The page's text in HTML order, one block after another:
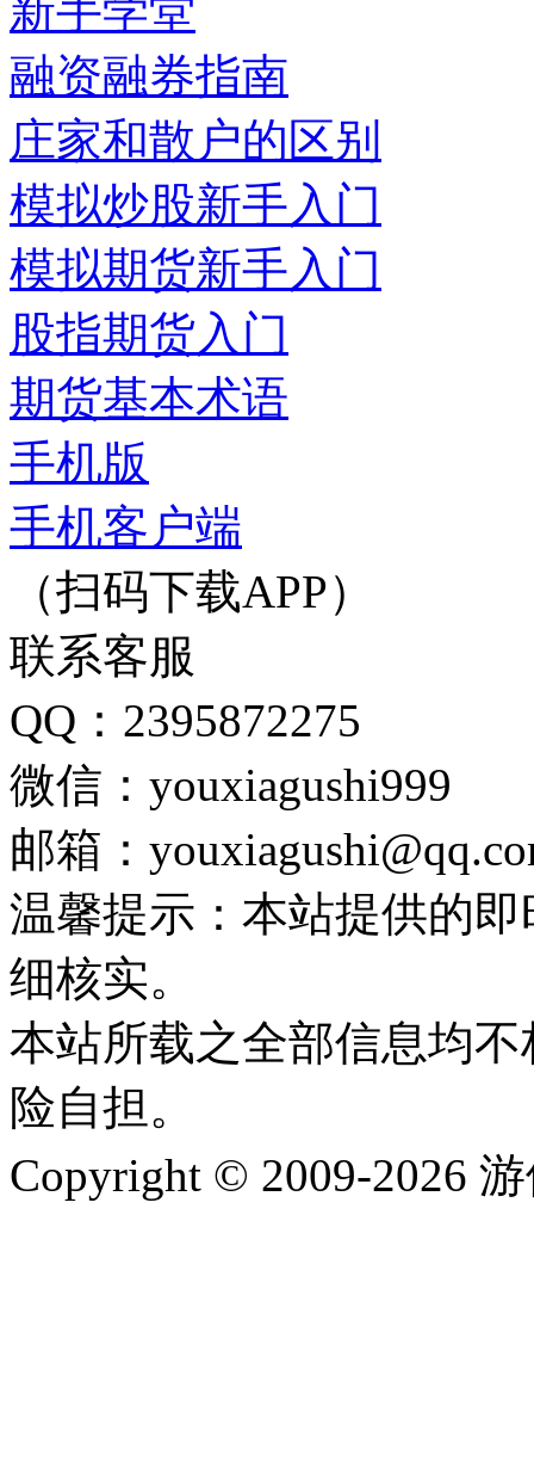
新手学堂
融资融券指南
庄家和散户的区别
模拟炒股新手入门
模拟期货新手入门
股指期货入门
期货基本术语
手机版
手机客户端
（扫码下载APP）
联系客服
QQ：2395872275
微信：youxiagushi999
邮箱：
温馨提示：本站提供的
细核实。
本站所载之全部信息均
险自担。
Copyright © 2009-2026